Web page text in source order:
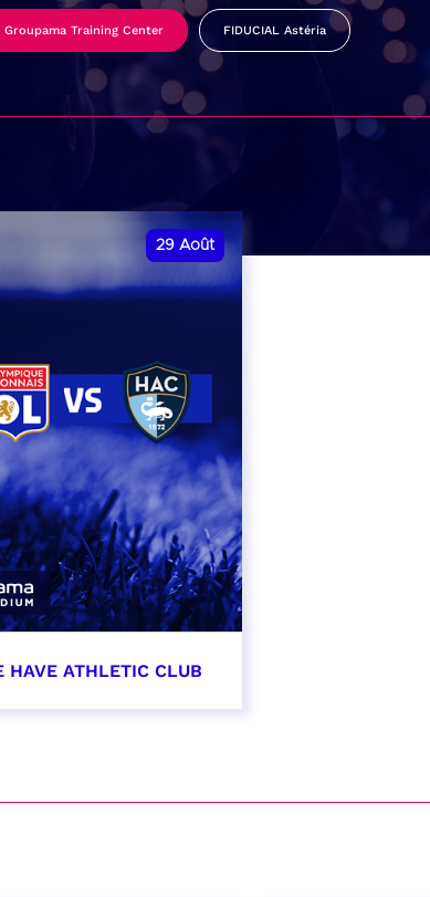
Groupama Training Center FIDUCIAL Astéria
29 Août
HAVE ATHLETIC CLUB